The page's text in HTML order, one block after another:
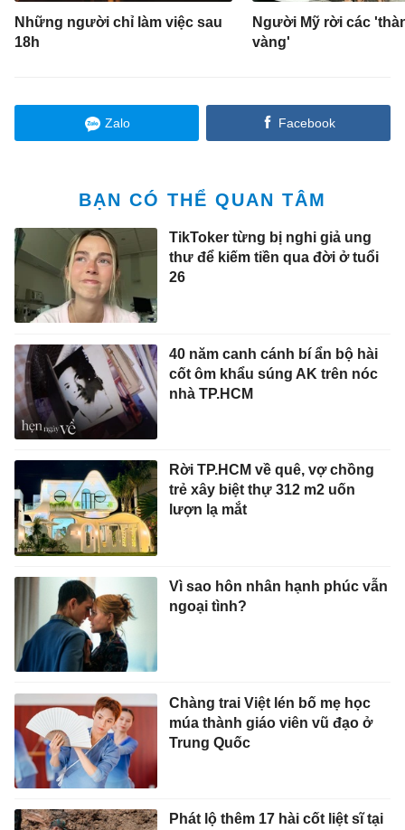
Những người chỉ làm việc sau
18h
Người Mỹ rời các
vàng'
Zalo Facebook
BẠN CÓ THỂ QUAN TÂM
TikToker từng bị nghi giả ung
thư để kiếm tiền qua đời ở tuổi
26
40 năm canh cánh bí ẩn bộ hài
cốt ôm khẩu súng AK trên nóc
nhà TP.HCM
Rời TP.HCM về quê, vợ chồng
trẻ xây biệt thự 312 m2 uốn
lượn lạ mắt
Vì sao hôn nhân hạnh phúc vẫn
ngoại tình?
Chàng trai Việt lén bố mẹ học
múa thành giáo viên vũ đạo ở
Trung Quốc
Phát lộ thêm 17 hài cốt liệt sĩ tại